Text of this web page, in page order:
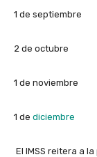
1 de septiembre
2 de octubre
1 de noviembre
1 de diciembre
El IMSS reitera a